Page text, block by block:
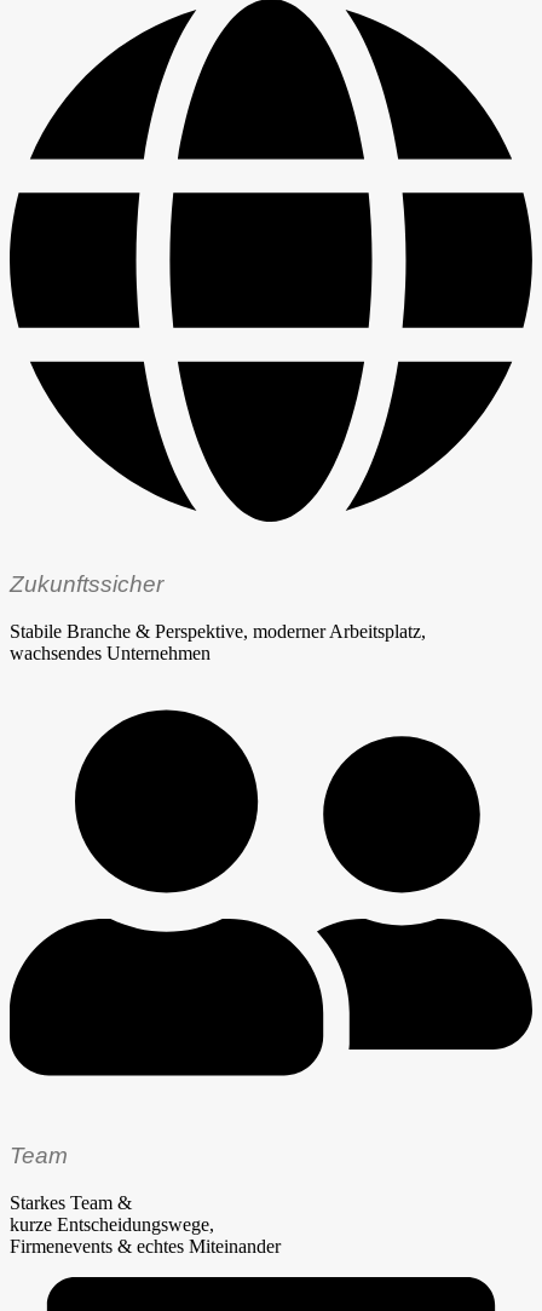
Zukunftssicher
Stabile Branche & Perspektive, moderner Arbeitsplatz,
wachsendes Unternehmen
Team
Starkes Team &
kurze Entscheidungswege,
Firmenevents & echtes Miteinander